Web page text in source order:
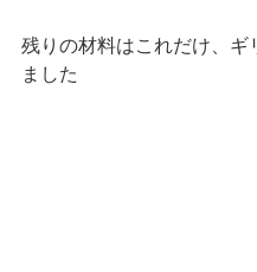
残りの材料はこれだけ、ギ
ました